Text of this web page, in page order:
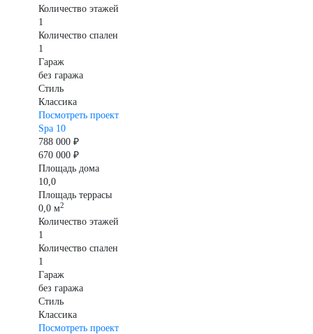
Количество этажей
1
Количество спален
1
Гараж
без гаража
Стиль
Классика
Посмотреть проект
Spa 10
788 000 ₽
670 000 ₽
Площадь дома
10,0
Площадь террасы
0,0 м2
Количество этажей
1
Количество спален
1
Гараж
без гаража
Стиль
Классика
Посмотреть проект